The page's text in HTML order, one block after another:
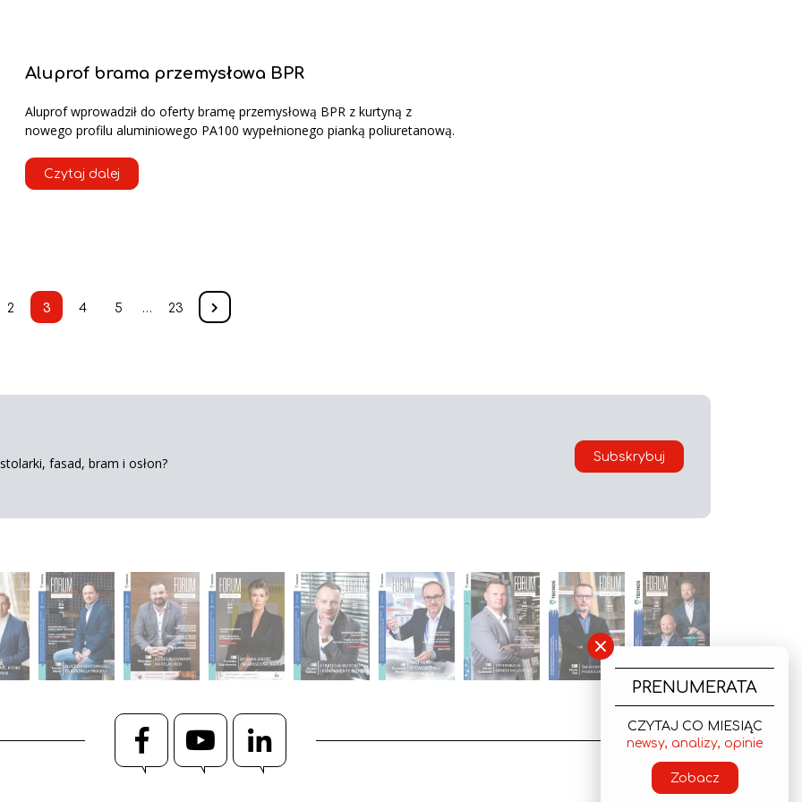
Aluprof brama przemysłowa BPR
Aluprof wprowadził do oferty bramę przemysłową BPR z kurtyną z
nowego profilu aluminiowego PA100 wypełnionego pianką poliuretanową.
Czytaj dalej
2 3 4 5 … 23
fasad, bram i osłon? Subskrybuj
FacebookYouTube
LinkedIn
×
PRENUMERATA
CZYTAJ CO MIESIĄC
newsy, analizy, opinie
Zobacz